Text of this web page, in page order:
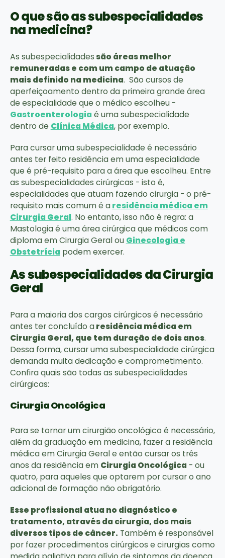
O que são as subespecialidades
na medicina?
As subespecialidadessão áreas melhor
remuneradas e com um campo de atuação
mais definido na medicina. São cursos de
aperfeiçoamento dentro da primeira grande área
de especialidade que o médico escolheu -
Gastroenterologia é uma subespecialidade
dentro de Clínica Médica, por exemplo.
Para cursar uma subespecialidade é necessário
antes ter feito residência em uma especialidade
que é pré-requisito para a área que escolheu. Entre
as subespecialidades cirúrgicas - isto é,
especialidades que atuam fazendo cirurgia - o pré-
requisito mais comum é aresidência médica em
Cirurgia Geral. No entanto, isso não é regra: a
Mastologia é uma área cirúrgica que médicos com
diploma em Cirurgia Geral ou Ginecologia e
Obstetrícia podem exercer.
As subespecialidades da Cirurgia
Geral
Para a maioria dos cargos cirúrgicos é necessário
antes ter concluído aresidência médica em
Cirurgia Geral, que tem duração de dois anos.
Dessa forma, cursar uma subespecialidade cirúrgica
demanda muita dedicação e comprometimento.
Confira quais são todas as subespecialidades
cirúrgicas:
Cirurgia Oncológica
Para se tornar um cirurgião oncológico é necessário,
além da graduação em medicina, fazer a residência
médica em Cirurgia Geral e então cursar os três
anos da residência em Cirurgia Oncológica- ou
quatro, para aqueles que optarem por cursar o ano
adicional de formação não obrigatório.
Esse profissional atua no diagnóstico e
tratamento, através da cirurgia, dos mais
diversos tipos de câncer. Também é responsável
por fazer procedimentos cirúrgicos e cirurgias como